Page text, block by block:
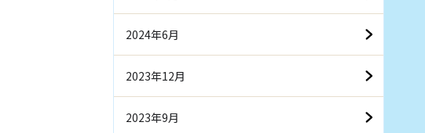
2024年6月
2023年12月
2023年9月